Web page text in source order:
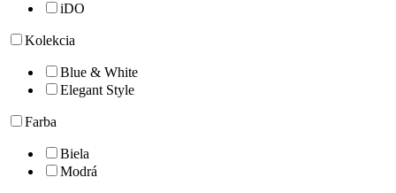
iDO
Kolekcia
Blue & White
Elegant Style
Farba
Biela
Modrá